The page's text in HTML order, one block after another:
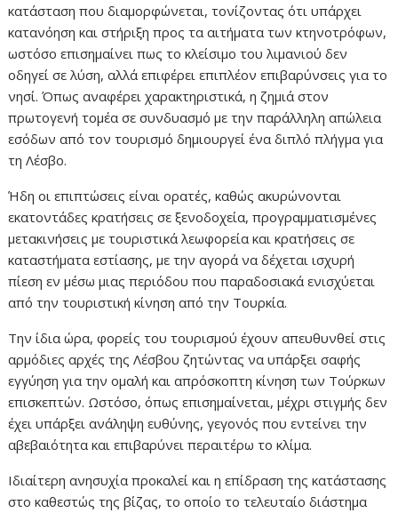
κατάσταση που διαμορφώνεται, τονίζοντας ότι υπάρχει
κατανόηση και στήριξη προς τα αιτήματα των κτηνοτρόφων,
ωστόσο επισημαίνει πως το κλείσιμο του λιμανιού δεν
οδηγεί σε λύση, αλλά επιφέρει επιπλέον επιβαρύνσεις για το
νησί. Όπως αναφέρει χαρακτηριστικά, η ζημιά στον
πρωτογενή τομέα σε συνδυασμό με την παράλληλη απώλεια
εσόδων από τον τουρισμό δημιουργεί ένα διπλό πλήγμα για
τη Λέσβο.
Ήδη οι επιπτώσεις είναι ορατές, καθώς ακυρώνονται
εκατοντάδες κρατήσεις σε ξενοδοχεία, προγραμματισμένες
μετακινήσεις με τουριστικά λεωφορεία και κρατήσεις σε
καταστήματα εστίασης, με την αγορά να δέχεται ισχυρή
πίεση εν μέσω μιας περιόδου που παραδοσιακά ενισχύεται
από την τουριστική κίνηση από την Τουρκία.
Την ίδια ώρα, φορείς του τουρισμού έχουν απευθυνθεί στις
αρμόδιες αρχές της Λέσβου ζητώντας να υπάρξει σαφής
εγγύηση για την ομαλή και απρόσκοπτη κίνηση των Τούρκων
επισκεπτών. Ωστόσο, όπως επισημαίνεται, μέχρι στιγμής δεν
έχει υπάρξει ανάληψη ευθύνης, γεγονός που εντείνει την
αβεβαιότητα και επιβαρύνει περαιτέρω το κλίμα.
Ιδιαίτερη ανησυχία προκαλεί και η επίδραση της κατάστασης
στο καθεστώς της βίζας, το οποίο το τελευταίο διάστημα